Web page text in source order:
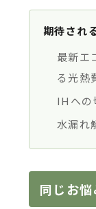
期待され
最新エ
る光熱
IHへの
水漏れ
同じお